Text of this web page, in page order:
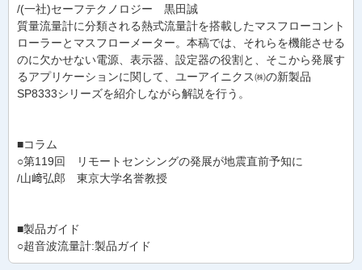
/(一社)セーフテクノロジー 黒田誠
質量流量計に分類される熱式流量計を搭載したマスフローコント
ローラーとマスフローメーター。本稿では、それらを機能させる
のに欠かせない電源、表示器、設定器の役割と、そこから発展す
るアプリケーションに関して、ユーアイニクス㈱の新製品
SP8333シリーズを紹介しながら解説を行う。
■コラム
○第119回 リモートセンシングの発展が地震直前予知に
/山﨑弘郎 東京大学名誉教授
■製品ガイド
○超音波流量計:製品ガイド